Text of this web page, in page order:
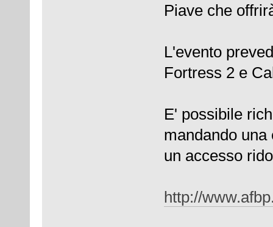
Piave che
L'evento
Fortress 2 e
E' possibile
mandando
un accesso
http://